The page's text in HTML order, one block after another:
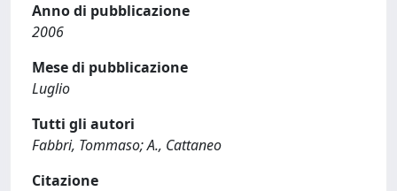
Anno di pubblicazione
2006
Mese di pubblicazione
Luglio
Tutti gli autori
Fabbri, Tommaso; A., Cattaneo
Citazione